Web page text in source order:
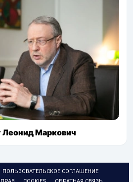
Леонид Маркович
ПОЛЬЗОВАТЕЛЬСКОЕ СОГЛАШЕНИЕ